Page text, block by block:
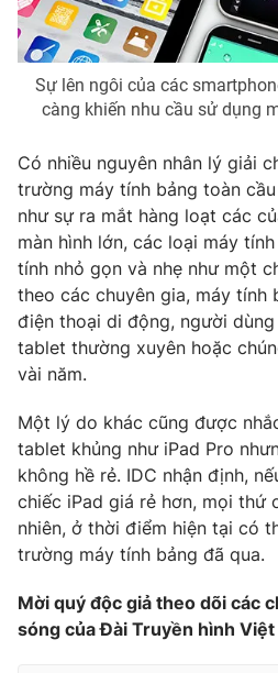
Thị trường
Tư vấn
Lịch phát sóng
Chuyên mục khác
Emagazine
Photo
Video
VTV Money
Thị trường 24h
VTV4
VTV9
Sự lên ngôi của các
càng khiến nhu cầu sử dụng
Có nhiều nguyên nhân lý giải
trường máy tính bảng toàn
như sự ra mắt hàng loạt các
màn hình lớn, các loại máy
tính nhỏ gọn và nhẹ như một
theo các chuyên gia, máy tính
điện thoại di động, người
tablet thường xuyên hoặc
vài năm.
Một lý do khác cũng được
tablet khủng như iPad Pro
không hề rẻ. IDC nhận định,
chiếc iPad giá rẻ hơn, mọi thứ
nhiên, ở thời điểm hiện tại có
trường máy tính bảng đã qua.
Mời quý độc giả theo dõi các
sóng của Đài Truyền hình Việt